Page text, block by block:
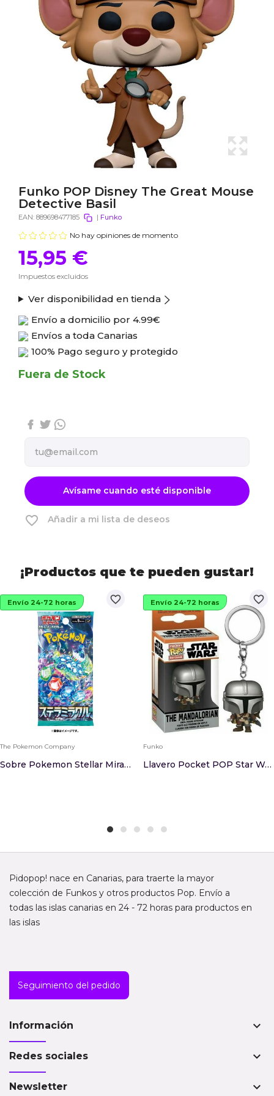
Funko POP Disney The Great Mouse
Detective Basil
EAN: 889698477185 | Funko
No hay opiniones de momento
15,95 €
Impuestos excluidos
Ver disponibilidad en tienda
Envío a domicilio por 4.99€
Envíos a toda Canarias
100% Pago seguro y protegido
Fuera de Stock
Avísame cuando esté disponible
favorite_border Añadir a mi lista de deseos
¡Productos que te pueden gustar!
favorite_border
Envío 24-72 horas
The Pokemon Company
Sobre Pokemon Stellar Miracle Japones
favorite_border
Envío 24-72 horas
Funko
Llavero Pocket POP Star Wars The Mandalorian - ...
Pidopop! nace en Canarias, para traerte la mayor
colección de Funkos y otros productos Pop. Envío a
todas las islas canarias en 24 - 72 horas para productos en
las islas
Seguimiento del pedido
Información keyboard_arrow_down
Redes sociales keyboard_arrow_down
Newsletter keyboard_arrow_down